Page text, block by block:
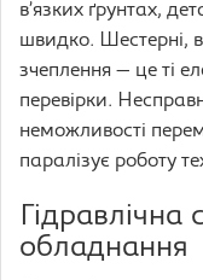
в’язких ґрунтах,
швидко. Шестерні,
зчеплення — це ті
перевірки.
неможливості
паралізує роботу
Гідравлічна
обладнання